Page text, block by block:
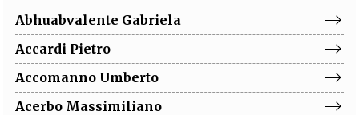
Abhuabvalente Gabriela
Accardi Pietro
Accomanno Umberto
Acerbo Massimiliano